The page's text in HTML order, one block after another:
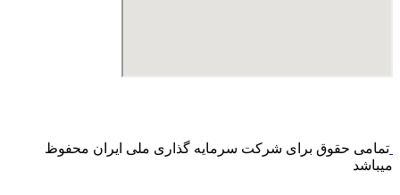
تمامی حقوق برای شرکت سرمایه گذاری ملی ایران محفوظ
میباشد